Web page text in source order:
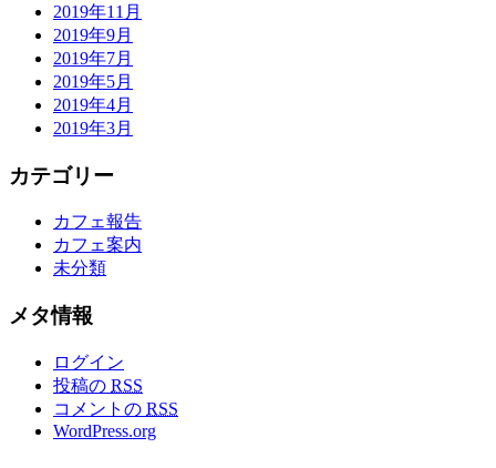
2019年11月
2019年9月
2019年7月
2019年5月
2019年4月
2019年3月
カテゴリー
カフェ報告
カフェ案内
未分類
メタ情報
ログイン
投稿の RSS
コメントの RSS
WordPress.org